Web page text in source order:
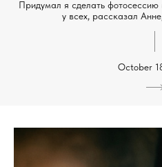
Придумал я сделать
у всех, рассказал
October